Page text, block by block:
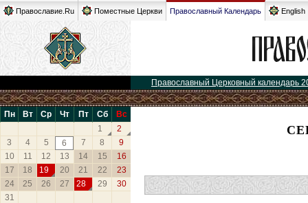
Православие.Ru Поместные Церкви Православный Календарь English
Православный Церковный календарь
Пн Вт Ср Чт Пт Сб
Вс
1
2
3
4 5 6 7 8
9
10
11 12 13 14 15
16
17
18 19 20 21 22
23
24
25 26 27 28 29
30
31